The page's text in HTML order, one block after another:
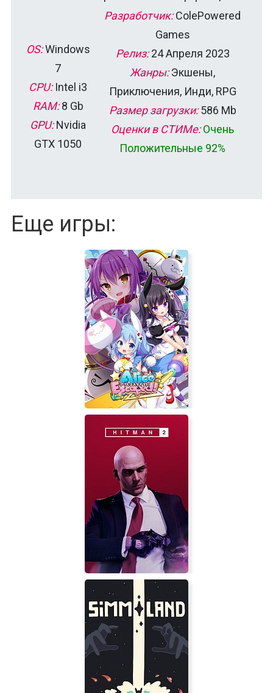
OS:Windows
7
CPU:Intel i3
RAM:8 Gb
GPU:Nvidia
GTX 1050
Разработчик:ColePowered
Games
Релиз:24 Апреля 2023
Жанры:Экшены,
Приключения, Инди, RPG
Размер загрузки:586 Mb
Оценки в СТИМе: Очень
Положительные 92%
Еще игры:
Alice Escaped!
HITMAN 2